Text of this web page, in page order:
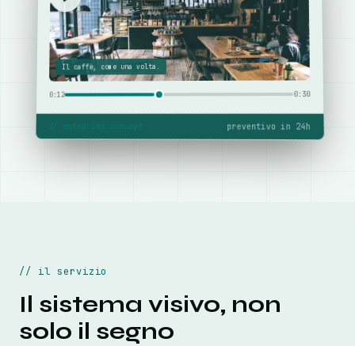
Il caffè, come una volta.
0:12 0:30
anteprima concept preventivo in 24h
// il servizio
Il sistema visivo, non
solo il segno